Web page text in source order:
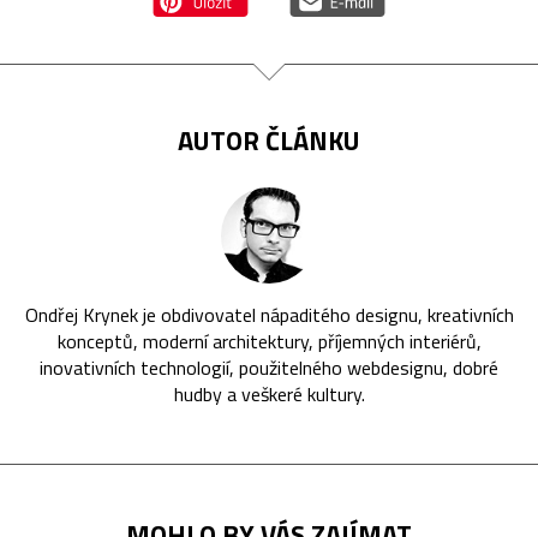
AUTOR ČLÁNKU
Ondřej Krynek je obdivovatel nápaditého designu, kreativních
konceptů, moderní architektury, příjemných interiérů,
inovativních technologií, použitelného webdesignu, dobré
hudby a veškeré kultury.